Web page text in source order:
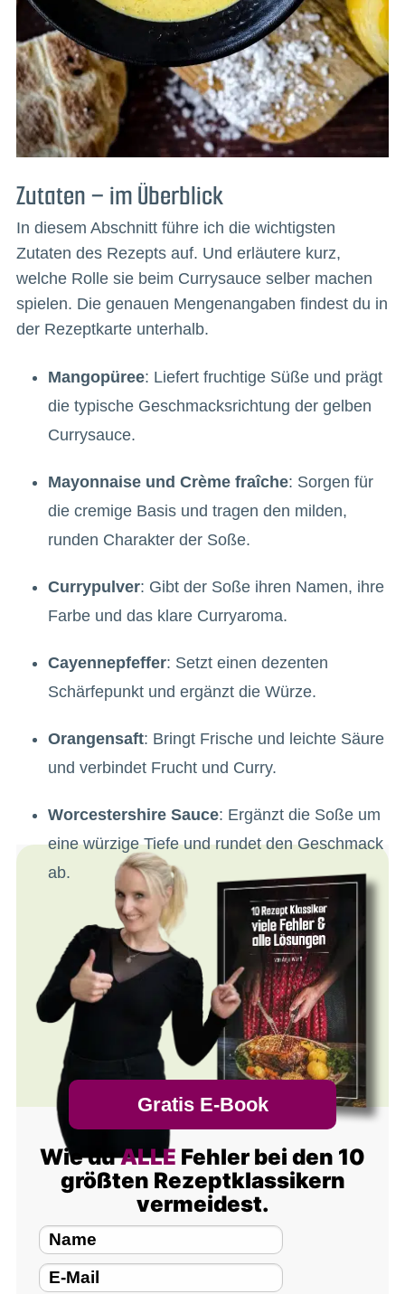
Zutaten – im Überblick
In diesem Abschnitt führe ich die wichtigsten
Zutaten des Rezepts auf. Und erläutere kurz,
welche Rolle sie beim Currysauce selber machen
spielen. Die genauen Mengenangaben findest du in
der Rezeptkarte unterhalb.
Mangopüree: Liefert fruchtige Süße und prägt
die typische Geschmacksrichtung der gelben
Currysauce.
Mayonnaise und Crème fraîche: Sorgen für
die cremige Basis und tragen den milden,
runden Charakter der Soße.
Currypulver: Gibt der Soße ihren Namen, ihre
Farbe und das klare Curryaroma.
Cayennepfeffer: Setzt einen dezenten
Schärfepunkt und ergänzt die Würze.
Orangensaft: Bringt Frische und leichte Säure
und verbindet Frucht und Curry.
Worcestershire Sauce: Ergänzt die Soße um
eine würzige Tiefe und rundet den Geschmack
ab.
Gratis E-Book
Wie duALLE Fehler bei den 10
größten Rezeptklassikern
vermeidest.